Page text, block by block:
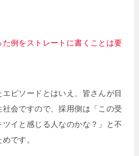
た例をストレートに書くことは要
ピソードとはいえ、皆さんが目
会ですので、採用側は「この受
イと感じる人なのかな？」と不
です。